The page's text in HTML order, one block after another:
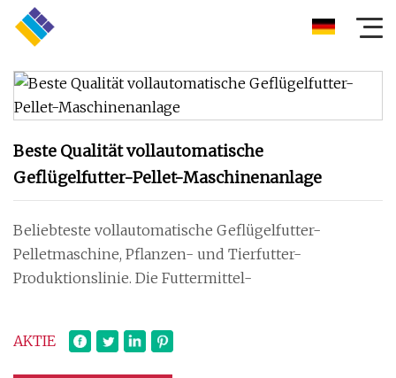
Beste Qualität vollautomatische
Geflügelfutter-Pellet-Maschinenanlage
Beliebteste vollautomatische Geflügelfutter-
Pelletmaschine, Pflanzen- und Tierfutter-
Produktionslinie. Die Futtermittel-
AKTIE